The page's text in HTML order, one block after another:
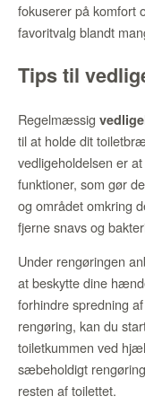
fokuserer på komfort
favoritvalg blandt
Tips til
Regelmæssig
til at holde dit
vedligeholdelsen er
funktioner, som gør
og området omkring
fjerne snavs og
Under rengøringen
at beskytte dine
forhindre spredning
rengøring, kan du
toiletkummen ved
sæbeholdigt
resten af toilettet.